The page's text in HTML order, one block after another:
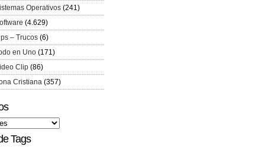
Operativos (241)
(4.629)
– Trucos (6)
en Uno (171)
Clip (86)
Cristiana (357)
Tags